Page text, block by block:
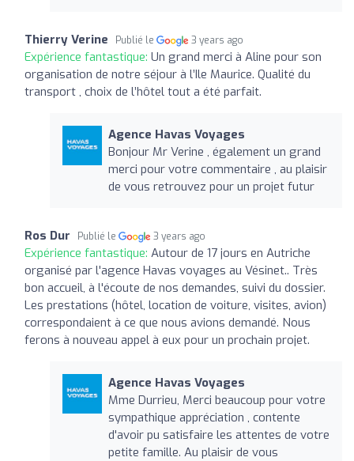
Thierry Verine Publié le 3 years ago
Expérience fantastique: Un grand merci à Aline pour son
organisation de notre séjour à l’Ile Maurice. Qualité du
transport , choix de l’hôtel tout a été parfait.
Agence Havas Voyages
Bonjour Mr Verine , également un grand
merci pour votre commentaire , au plaisir
de vous retrouvez pour un projet futur
Ros Dur Publié le 3 years ago
Expérience fantastique: Autour de 17 jours en Autriche
organisé par l'agence Havas voyages au Vésinet.. Très
bon accueil, à l'écoute de nos demandes, suivi du dossier.
Les prestations (hôtel, location de voiture, visites, avion)
correspondaient à ce que nous avions demandé. Nous
ferons à nouveau appel à eux pour un prochain projet.
Agence Havas Voyages
Mme Durrieu, Merci beaucoup pour votre
sympathique appréciation , contente
d'avoir pu satisfaire les attentes de votre
petite famille. Au plaisir de vous